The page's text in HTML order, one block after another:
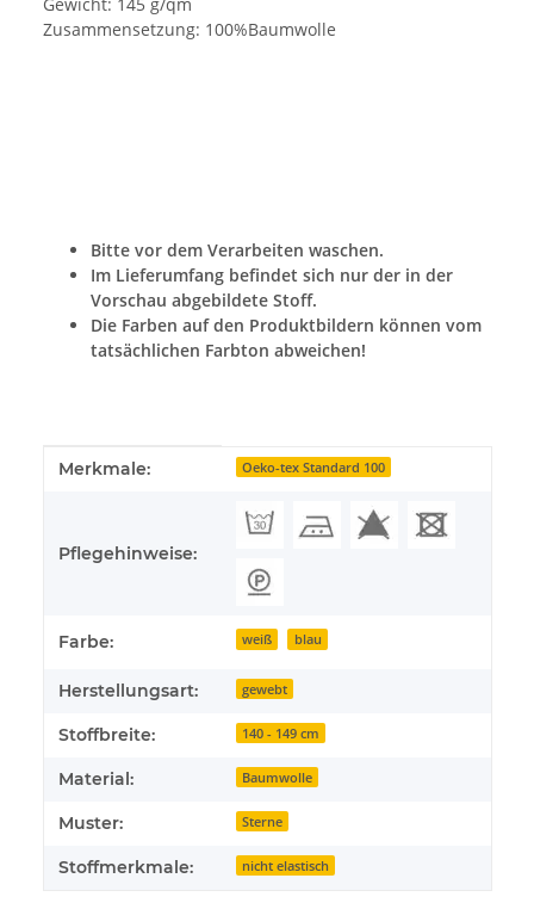
Zusammensetzung: 100%Baumwolle
Bitte vor dem Verarbeiten waschen.
Im Lieferumfang befindet sich nur der in der
Vorschau abgebildete Stoff.
Die Farben auf den Produktbildern können vom
tatsächlichen Farbton abweichen!
Produkteigenschaft
Wert
Merkmale: Oeko-tex Standard 100
Pflegehinweise:
Farbe: weiß blau
Herstellungsart: gewebt
Stoffbreite: 140 - 149 cm
Material: Baumwolle
Muster: Sterne
Stoffmerkmale: nicht elastisch